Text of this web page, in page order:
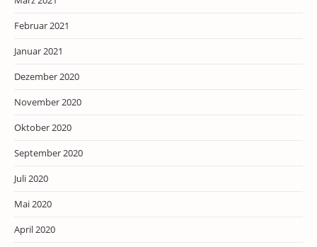
Februar 2021
Januar 2021
Dezember 2020
November 2020
Oktober 2020
September 2020
Juli 2020
Mai 2020
April 2020